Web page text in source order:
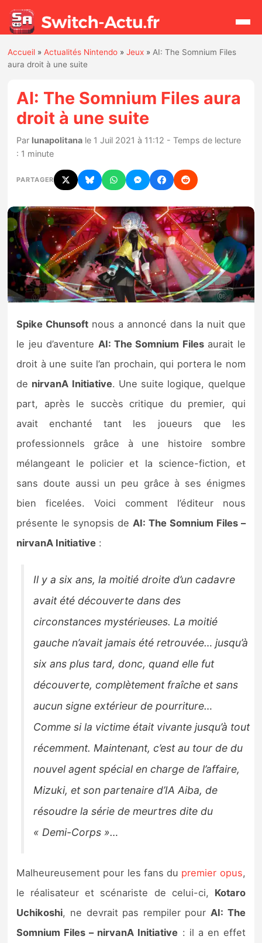
Actualités
Jeux
Hardware
Chiffres de ventes
Rumeurs
Nintendo Direct
Tests et previews
Tests de jeux
Tests d’accessoires
Autres tests
Previews
Précommandes
Précommandes jeux Switch 2
Sorties de jeux
Guides
Accueil »Actualités Nintendo »Jeux »AI: The Somnium Files
aura droit à une suite
AI: The Somnium Files aura
droit à une suite
Par lunapolitana le 1 Juil 2021 à 11:12 - Temps de lecture
: 1 minute
PARTAGER
Spike Chunsoft nous a annoncé dans la nuit que
le jeu d’aventure AI: The Somnium Filesaurait le
droit à une suite l’an prochain, qui portera le nom
de nirvanA Initiative. Une suite logique, quelque
part, après le succès critique du premier, qui
avait enchanté tant les joueurs que les
professionnels grâce à une histoire sombre
mélangeant le policier et la science-fiction, et
sans doute aussi un peu grâce à ses énigmes
bien ficelées. Voici comment l’éditeur nous
présente le synopsis de AI: The Somnium Files –
nirvanA Initiative :
Il y a six ans, la moitié droite d’un cadavre
avait été découverte dans des
circonstances mystérieuses. La moitié
gauche n’avait jamais été retrouvée… jusqu’à
six ans plus tard, donc, quand elle fut
découverte, complètement fraîche et sans
aucun signe extérieur de pourriture…
Comme si la victime était vivante jusqu’à tout
récemment. Maintenant, c’est au tour de du
nouvel agent spécial en charge de l’affaire,
Mizuki, et son partenaire d’IA Aiba, de
résoudre la série de meurtres dite du
« Demi-Corps »…
Malheureusement pour les fans du premier opus,
le réalisateur et scénariste de celui-ci, Kotaro
Uchikoshi, ne devrait pas rempiler pourAI: The
Somnium Files – nirvanA Initiative : il a en effet